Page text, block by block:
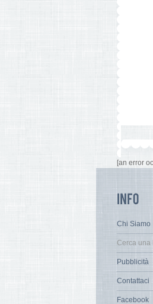
[an error
Chi Siamo
Cerca una
Pubblicità
Contattaci
Facebook